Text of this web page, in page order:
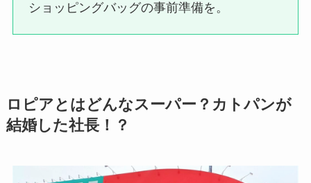
ショッピングバッグの事前準備を。
ロピアとはどんなスーパー？カトパンが
結婚した社長！？